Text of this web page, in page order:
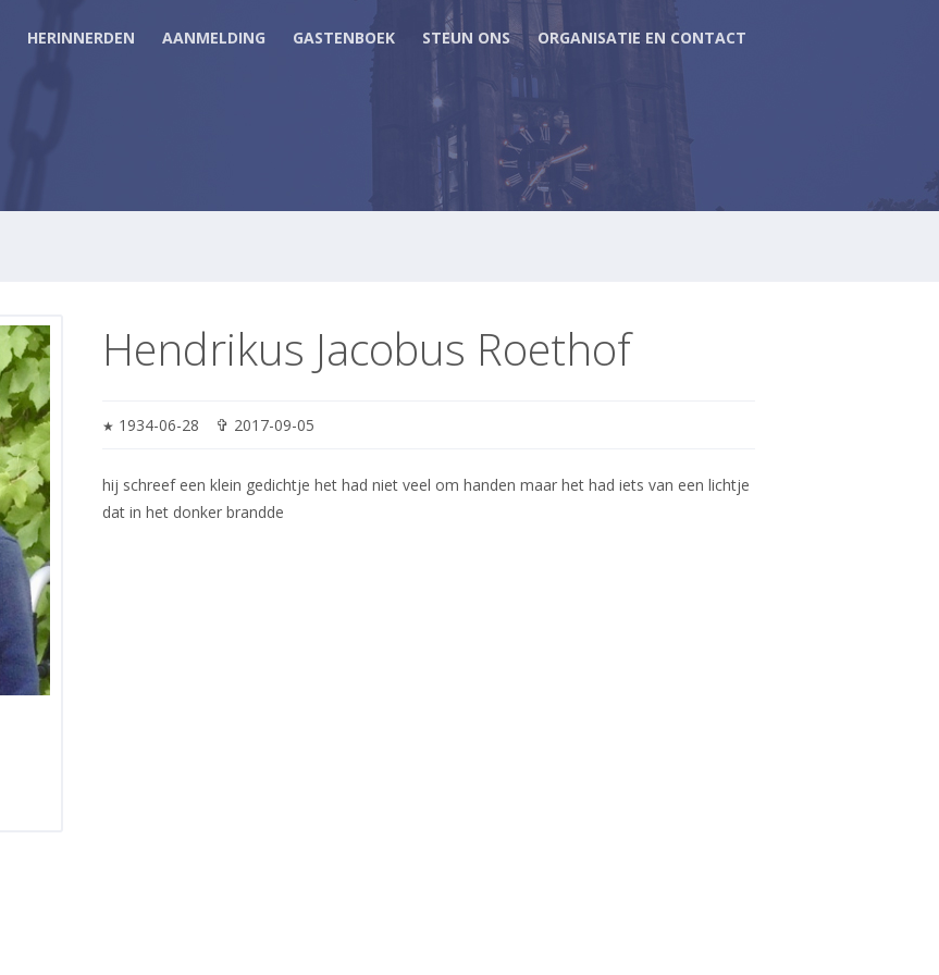
HERINNERDEN AANMELDING GASTENBOEK STEUN ONS ORGANISATIE EN CONTACT
Hendrikus Jacobus Roethof
★ 1934-06-28 ✞ 2017-09-05
hij schreef een klein gedichtje het had niet veel om handen maar het had iets van een lichtje
dat in het donker brandde